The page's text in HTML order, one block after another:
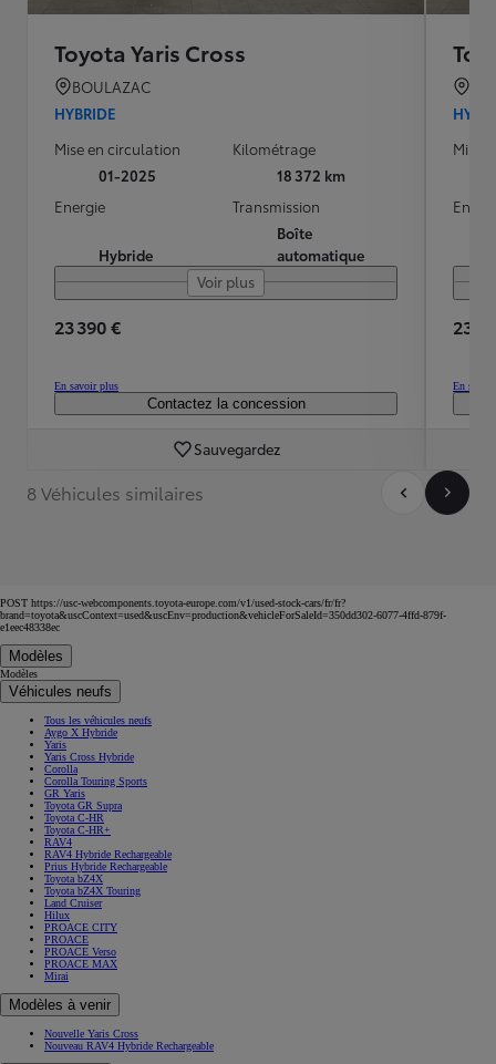
Toyota Yaris Cross
BOULAZAC
HYBRIDE
Mise en circulation
01-2025
Kilométrage
18 372 km
Energie
Hybride
Transmission
Boîte
automatique
Voir plus
23 390 €
En savoir plus
Contactez la concession
Sauvegardez
Mise
23
En
8 Véhicules similaires
POST https://usc-webcomponents.toyota-europe.com/v1/used-stock-cars/fr/fr?
brand=toyota&uscContext=used&uscEnv=production&vehicleForSaleId=350dd302-6077-4ffd-879f-
e1eec48338ec
Modèles
Modèles
Véhicules neufs
Tous les véhicules neufs
Aygo X Hybride
Yaris
Yaris Cross Hybride
Corolla
Corolla Touring Sports
GR Yaris
Toyota GR Supra
Toyota C-HR
Toyota C-HR+
RAV4
RAV4 Hybride Rechargeable
Prius Hybride Rechargeable
Toyota bZ4X
Toyota bZ4X Touring
Land Cruiser
Hilux
PROACE CITY
PROACE
PROACE Verso
PROACE MAX
Mirai
Modèles à venir
Nouvelle Yaris Cross
Nouveau RAV4 Hybride Rechargeable